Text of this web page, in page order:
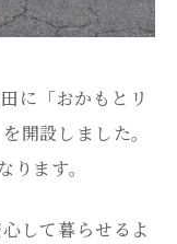
に「おかもとリ
開設しました。
ます。
して暮らせるよ